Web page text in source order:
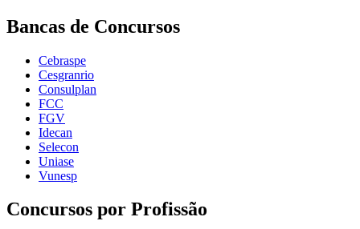
Bancas de Concursos
Cebraspe
Cesgranrio
Consulplan
FCC
FGV
Idecan
Selecon
Uniase
Vunesp
Concursos por Profissão